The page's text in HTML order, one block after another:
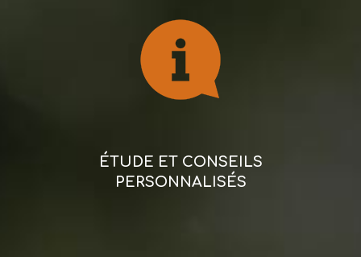
ÉTUDE ET CONSEILS
PERSONNALISÉS